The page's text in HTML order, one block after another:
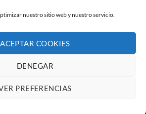
nuestro sitio web y nuestro servicio.
ACEPTAR COOKIES
DENEGAR
PREFERENCIAS
POLÍTICA DE PRIVACIDAD
Nambroca (Toledo)